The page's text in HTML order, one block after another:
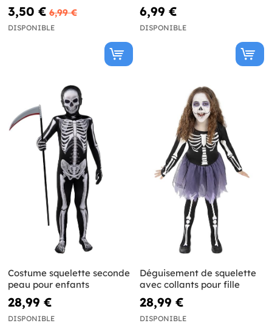
3,50 € 6,99 €
DISPONIBLE
6,99 €
DISPONIBLE
Costume squelette seconde
peau pour enfants
28,99 €
DISPONIBLE
Déguisement de squelette
avec collants pour fille
28,99 €
DISPONIBLE